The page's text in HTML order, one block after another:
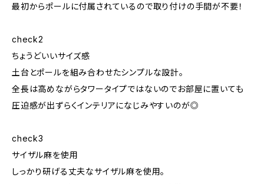
最初からポールに付属されているので取り付けの手間が不要！
check2
ちょうどいいサイズ感
土台とポールを組み合わせたシンプルな設計。
全長は高めながらタワータイプではないのでお部屋に置いても
圧迫感が出ずらくインテリアになじみやすいのが◎
check3
サイザル麻を使用
しっかり研げる丈夫なサイザル麻を使用。